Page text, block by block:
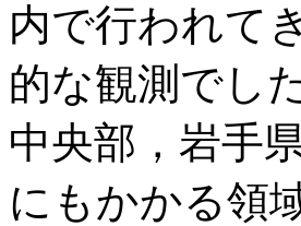
内で行われて
的な観測でし
中央部，岩手
にもかかる領